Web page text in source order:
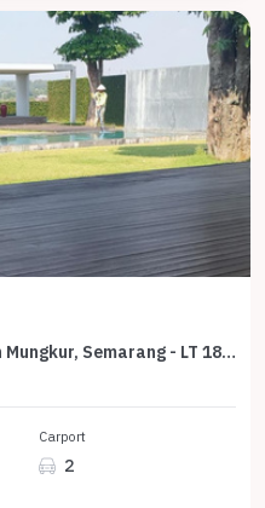
Dijual rumah Eksklusif di Gajah Mungkur, Semarang - LT 1826m²
Carport
2